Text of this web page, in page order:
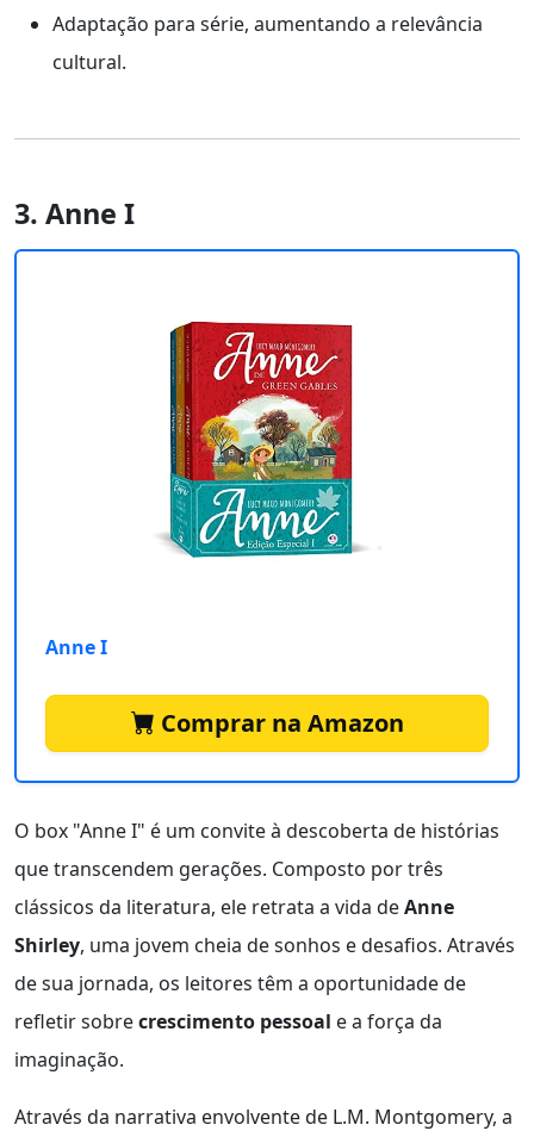
Adaptação para série, aumentando a relevância
cultural.
3. Anne I
Anne I
Comprar na Amazon
O box "Anne I" é um convite à descoberta de histórias
que transcendem gerações. Composto por três
clássicos da literatura, ele retrata a vida deAnne
Shirley, uma jovem cheia de sonhos e desafios. Através
de sua jornada, os leitores têm a oportunidade de
refletir sobrecrescimento pessoal e a força da
imaginação.
Através da narrativa envolvente de L.M. Montgomery, a